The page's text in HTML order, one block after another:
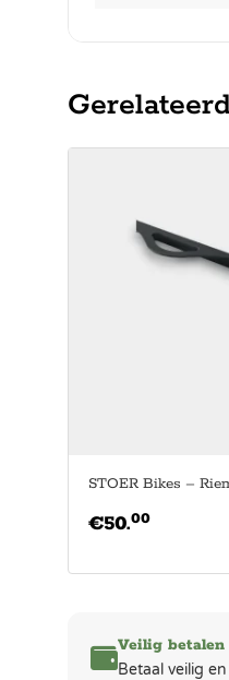
STOER Bikes –
€50.00
Veilig betalen
Betaal veilig